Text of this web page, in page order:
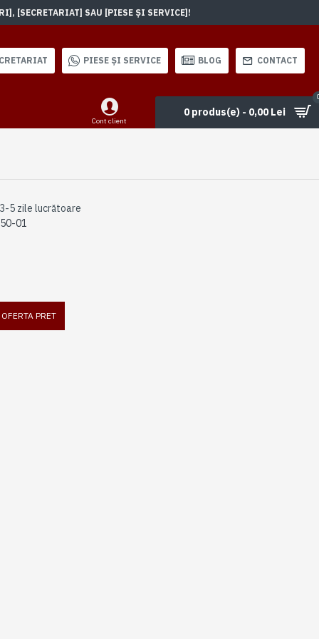
[SECRETARIAT] SAU [PIESE ȘI SERVICE]!
PIESE ȘI SERVICE BLOG CONTACT
Cont client
0 produs(e) - 0,00 Lei
3-5 zile lucrătoare
01
PRET